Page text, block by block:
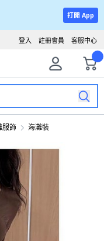
打開 App
客服中心
註冊會員
登入
服飾 海灘裝